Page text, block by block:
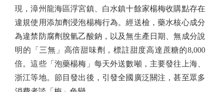
現，漳州龍海區浮宮鎮、白水鎮十餘家楊梅收購點存在
違規使用添加劑浸泡楊梅行為。經送檢，藥水核心成分
為違禁防腐劑脫氫乙酸鈉，以及無生產日期、無成分說
明的「三無」高倍甜味劑，標註甜度高達蔗糖的8,000
倍。這些「泡藥楊梅」每天外送數噸，主要發往上海、
浙江等地。節目發出後，引發全國廣泛關注，甚至眾多